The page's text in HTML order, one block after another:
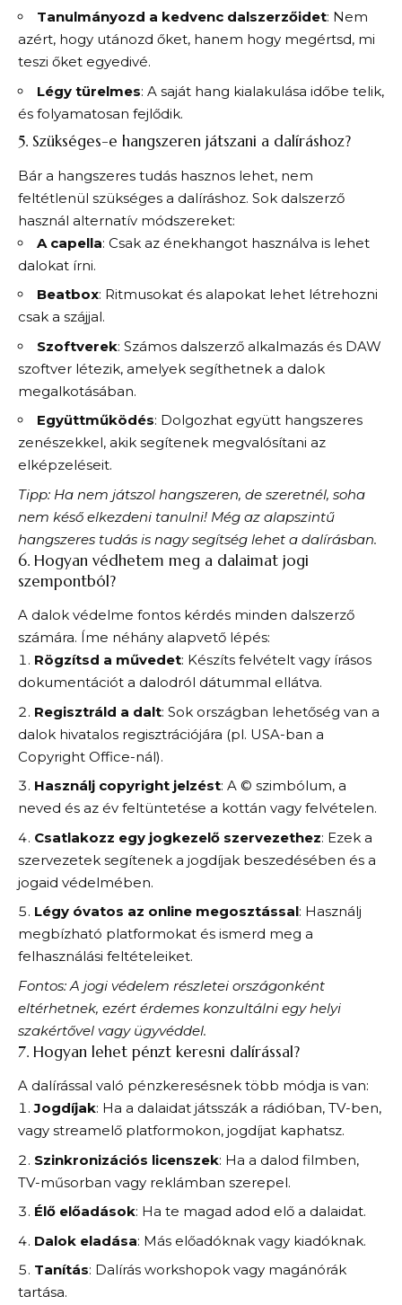
Tanulmányozd a kedvenc dalszerzőidet: Nem
azért, hogy utánozd őket, hanem hogy megértsd, mi
teszi őket egyedivé.
Légy türelmes: A saját hang kialakulása időbe telik,
és folyamatosan fejlődik.
5. Szükséges-e hangszeren játszani a dalíráshoz?
Bár a hangszeres tudás hasznos lehet, nem
feltétlenül szükséges a dalíráshoz. Sok dalszerző
használ alternatív módszereket:
A capella: Csak az énekhangot használva is lehet
dalokat írni.
Beatbox: Ritmusokat és alapokat lehet létrehozni
csak a szájjal.
Szoftverek: Számos dalszerző alkalmazás és DAW
szoftver létezik, amelyek segíthetnek a dalok
megalkotásában.
Együttműködés: Dolgozhat együtt hangszeres
zenészekkel, akik segítenek megvalósítani az
elképzeléseit.
Tipp: Ha nem játszol hangszeren, de szeretnél, soha
nem késő elkezdeni tanulni! Még az alapszintű
hangszeres tudás is nagy segítség lehet a dalírásban.
6. Hogyan védhetem meg a dalaimat jogi
szempontból?
A dalok védelme fontos kérdés minden dalszerző
számára. Íme néhány alapvető lépés:
Rögzítsd a művedet: Készíts felvételt vagy írásos
dokumentációt a dalodról dátummal ellátva.
Regisztráld a dalt: Sok országban lehetőség van a
dalok hivatalos regisztrációjára (pl. USA-ban a
Copyright Office-nál).
Használj copyright jelzést: A © szimbólum, a
neved és az év feltüntetése a kottán vagy felvételen.
Csatlakozz egy jogkezelő szervezethez: Ezek a
szervezetek segítenek a jogdíjak beszedésében és a
jogaid védelmében.
Légy óvatos az online megosztással: Használj
megbízható platformokat és ismerd meg a
felhasználási feltételeiket.
Fontos: A jogi védelem részletei országonként
eltérhetnek, ezért érdemes konzultálni egy helyi
szakértővel vagy ügyvéddel.
7. Hogyan lehet pénzt keresni dalírással?
A dalírással való pénzkeresésnek több módja is van:
Jogdíjak: Ha a dalaidat játsszák a rádióban, TV-ben,
vagy streamelő platformokon, jogdíjat kaphatsz.
Szinkronizációs licenszek: Ha a dalod filmben,
TV-műsorban vagy reklámban szerepel.
Élő előadások: Ha te magad adod elő a dalaidat.
Dalok eladása: Más előadóknak vagy kiadóknak.
Tanítás: Dalírás workshopok vagy magánórák
tartása.